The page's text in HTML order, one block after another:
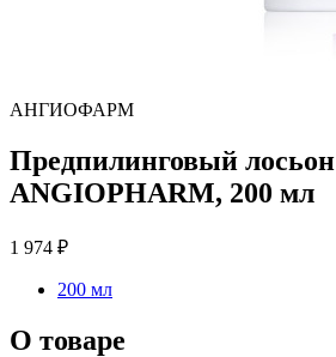
АНГИОФАРМ
Предпилинговый лосьон
ANGIOPHARM, 200 мл
1 974 ₽
200 мл
О товаре